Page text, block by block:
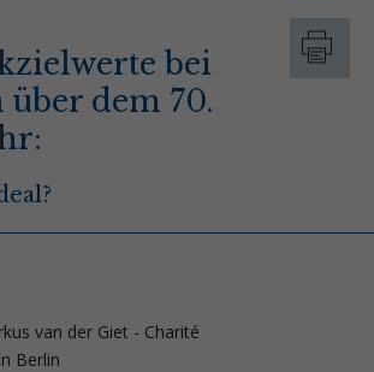
bei
über dem 70.
van der Giet - Charité
Berlin